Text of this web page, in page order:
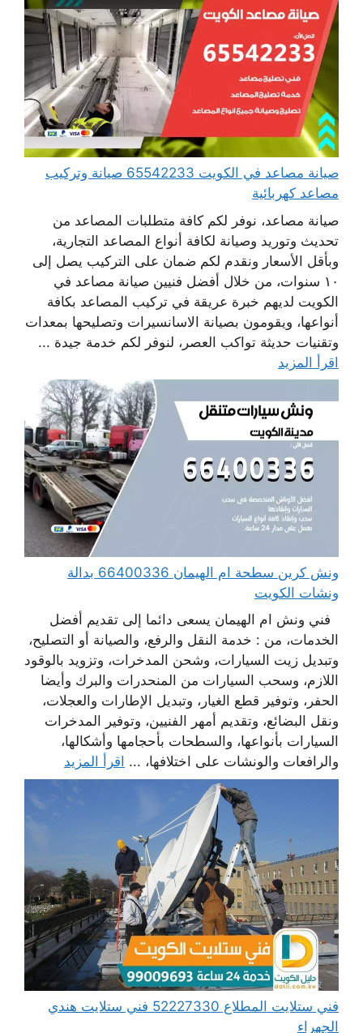
صيانة مصاعد في الكويت 65542233 صيانة وتركيب
مصاعد كهربائية
صيانة مصاعد، نوفر لكم كافة متطلبات المصاعد من
تحديث وتوريد وصيانة لكافة أنواع المصاعد التجارية،
وبأقل الأسعار ونقدم لكم ضمان على التركيب يصل إلى
١٠ سنوات، من خلال أفضل فنيين صيانة مصاعد في
الكويت لديهم خبرة عريقة في تركيب المصاعد بكافة
أنواعها، ويقومون بصيانة الاسانسيرات وتصليحها بمعدات
وتقنيات حديثة تواكب العصر، لنوفر لكم خدمة جيدة ...
اقرأ المزيد
ونش كرين سطحة ام الهيمان 66400336 بدالة
ونشات الكويت
فني ونش ام الهيمان يسعى دائما إلى تقديم أفضل
الخدمات، من : خدمة النقل والرفع، والصيانة أو التصليح،
وتبديل زيت السيارات، وشحن المدخرات، وتزويد بالوقود
اللازم، وسحب السيارات من المنحدرات والبرك وأيضا
الحفر، وتوفير قطع الغيار، وتبديل الإطارات والعجلات،
ونقل البضائع، وتقديم أمهر الفنيين، وتوفير المدخرات
السيارات بأنواعها، والسطحات بأحجامها وأشكالها،
والرافعات والونشات على اختلافها، ... اقرأ المزيد
فني ستلايت المطلاع 52227330 فني ستلايت هندي
الجهراء